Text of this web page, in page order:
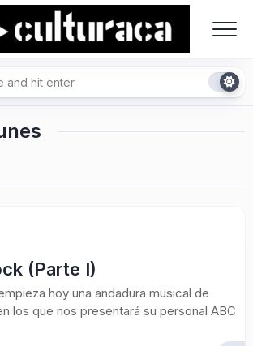
(Parte I)
hoy una andadura musical de
los que nos presentará su personal ABC